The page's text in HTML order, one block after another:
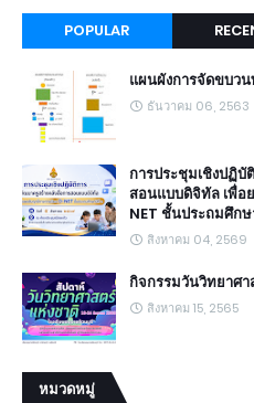
POPULAR
แผนผังการจัดขบว
ธันวาคม 06, 2563
การประชุมเชิงปฏิ
สอนแบบดิจิทัล เพื่อ
NET ชั้นประถมศึก
สิงหาคม 04, 2569
กิจกรรมวันวิทยาศ
สิงหาคม 15, 2565
หมวดหมู่